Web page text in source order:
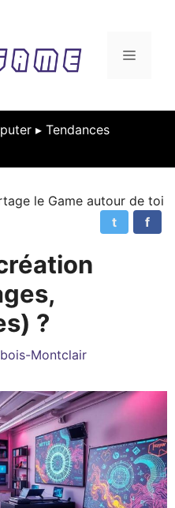
MENU
▸ Tendances
le Game autour de toi
f
t
?
Montclair